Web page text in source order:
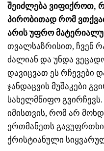
შეიძლება ვიფიქროთ,
პირობითად რომ
არის უფრო
თვალსაზრისით, ჩვენ
ძალიან და უნდა
დავიცვათ ეს რჩევები
ჯანდაცვის მუშაკები
სახელმწიფო
იმისთვის, რომ არ
ერთმანეთს
ქრისტიანული